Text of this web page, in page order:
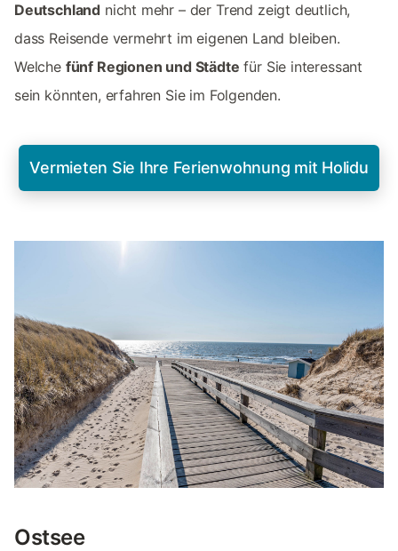
Deutschland nicht mehr – der Trend zeigt deutlich,
dass Reisende vermehrt im eigenen Land bleiben.
Welche fünf Regionen und Städte für Sie interessant
sein könnten, erfahren Sie im Folgenden.
Vermieten Sie Ihre Ferienwohnung mit Holidu
Ostsee